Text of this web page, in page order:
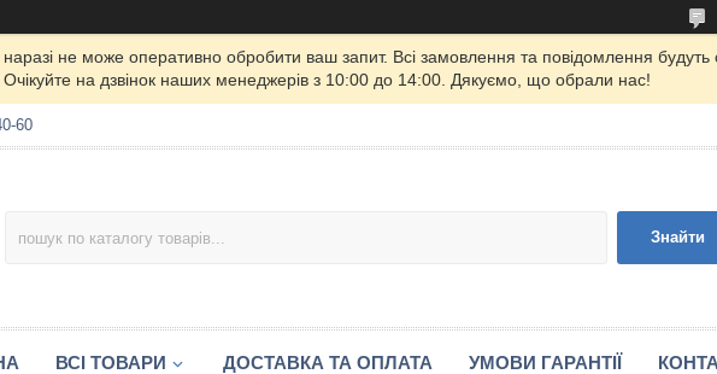
не може оперативно обробити ваш запит. Всі замовлення та повідомлення
Очікуйте на дзвінок наших менеджерів з 10:00 до 14:00. Дякуємо, що обрали нас!
60
Знайти
ВСІ ТОВАРИ ДОСТАВКА ТА ОПЛАТА УМОВИ ГАРАНТІЇ